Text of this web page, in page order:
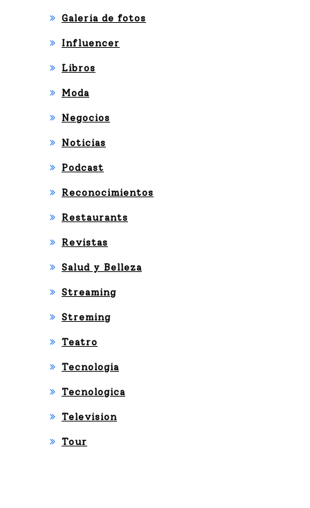
Galeria de fotos
Influencer
Libros
Moda
Negocios
Noticias
Podcast
Reconocimientos
Restaurants
Revistas
Salud y Belleza
Streaming
Streming
Teatro
Tecnologia
Tecnologica
Television
Tour